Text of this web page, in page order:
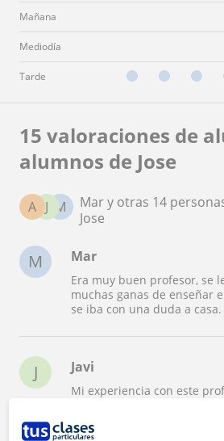
Mañana
Mediodía
Tarde
15 valoraciones de
alumnos de Jose
M
J
A
Mar y otras 14
Jose
M Mar
Era muy buen profesor, se
muchas ganas de enseñar
se iba con una duda a
J Javi
Mi experiencia con este
con absolutamente todo el